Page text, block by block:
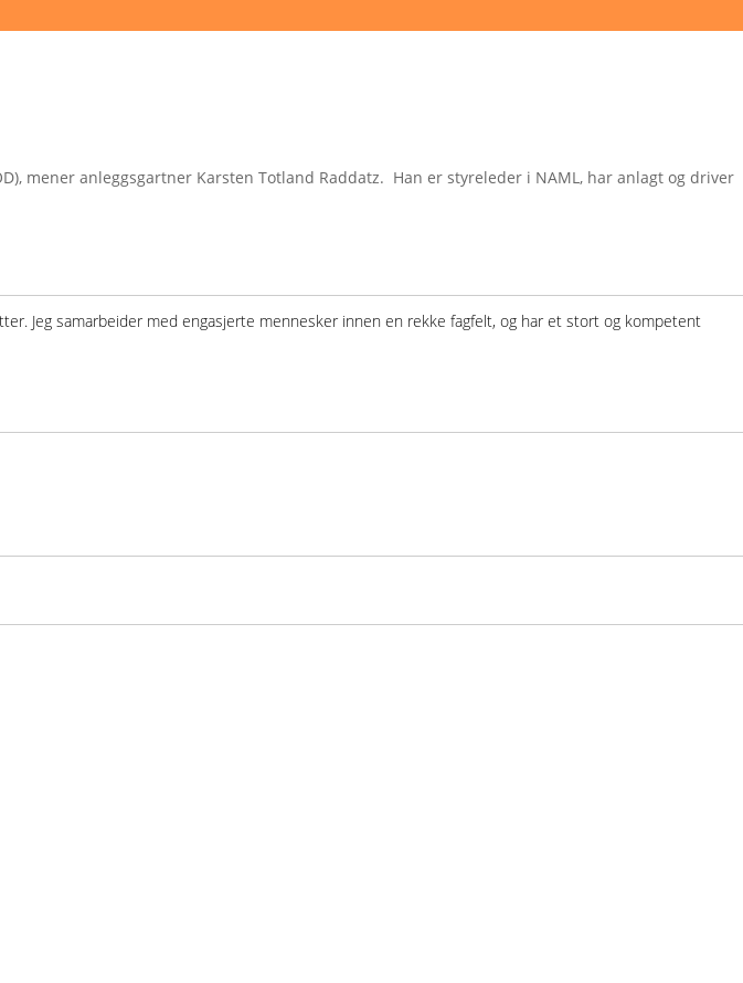
mener anleggsgartner Karsten Totland Raddatz. Han er styreleder i NAML, har anlagt og driver
Jeg samarbeider med engasjerte mennesker innen en rekke fagfelt, og har et stort og kompetent